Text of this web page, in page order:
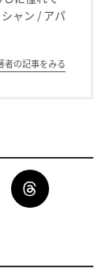
ャン / アパ
者の記事をみる